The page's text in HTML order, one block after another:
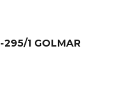
1 GOLMAR